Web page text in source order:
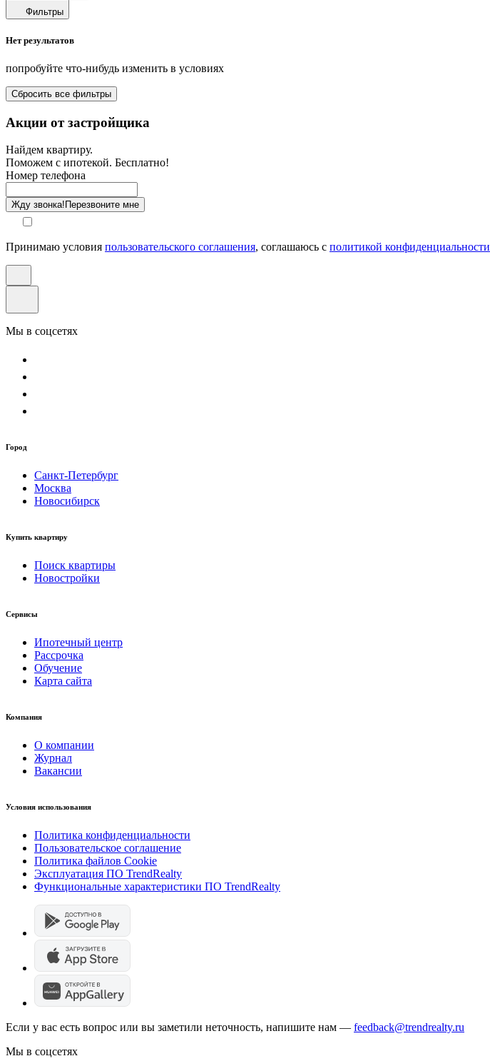
Площадь от-до, м²
Площадь кухни от-до, м²
Площадь балкона от-до, м²
Санузел
Этаж
Способ оплаты
Фильтры
Нет результатов
попробуйте что-нибудь изменить в условиях
Сбросить все фильтры
Акции от застройщика
Найдем квартиру.
Поможем с ипотекой. Бесплатно!
Номер телефона
Жду звонка! Перезвоните мне
Принимаю условия пользовательского соглашения, соглашаюсь с политикой конфиденциальности
Мы в соцсетях
Город
Санкт-Петербург
Москва
Новосибирск
Купить квартиру
Поиск квартиры
Новостройки
Сервисы
Ипотечный центр
Рассрочка
Обучение
Карта сайта
Компания
О компании
Журнал
Вакансии
Условия использования
Политика конфиденциальности
Пользовательское соглашение
Политика файлов Cookie
Эксплуатация ПО TrendRealty
Функциональные характеристики ПО TrendRealty
Если у вас есть вопрос или вы заметили неточность, напишите нам — feedback@trendrealty.ru
Мы в соцсетях